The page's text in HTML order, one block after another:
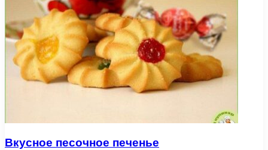
Вкусное песочное печенье